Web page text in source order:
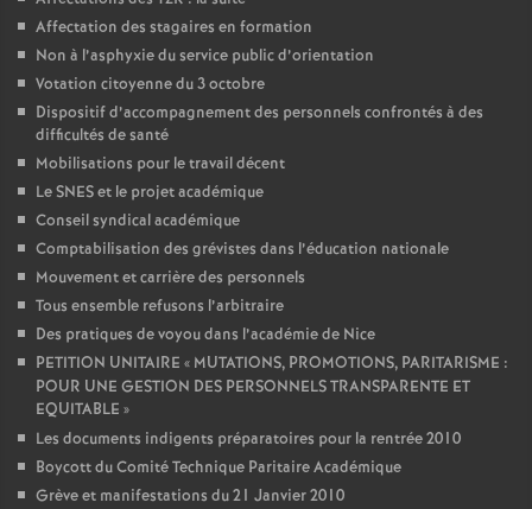
Affectation des stagaires en formation
Non à l’asphyxie du service public d’orientation
Votation citoyenne du 3 octobre
Dispositif d’accompagnement des personnels confrontés à des
difficultés de santé
Mobilisations pour le travail décent
Le SNES et le projet académique
Conseil syndical académique
Comptabilisation des grévistes dans l’éducation nationale
Mouvement et carrière des personnels
Tous ensemble refusons l’arbitraire
Des pratiques de voyou dans l’académie de Nice
PETITION UNITAIRE « MUTATIONS, PROMOTIONS, PARITARISME :
POUR UNE GESTION DES PERSONNELS TRANSPARENTE ET
EQUITABLE »
Les documents indigents préparatoires pour la rentrée 2010
Boycott du Comité Technique Paritaire Académique
Grève et manifestations du 21 Janvier 2010